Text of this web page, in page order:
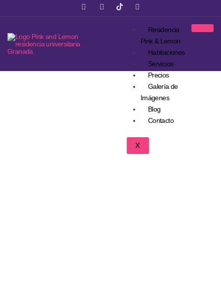
Residencia
Pink & Lemon
Habitaciones
Servicios
Precios
Galería de
Imágenes
Blog
Contacto
X